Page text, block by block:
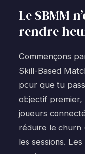
Le SBMM
rendre
Commençons
Skill-Based
pour que tu
objectif premier,
joueurs
réduire le churn
les sessions.